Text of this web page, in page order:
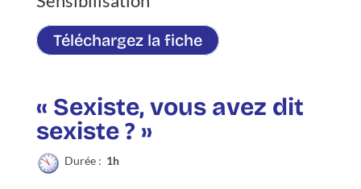
Téléchargez la fiche
« Sexiste, vous avez dit
sexiste ? »
Durée : 1h